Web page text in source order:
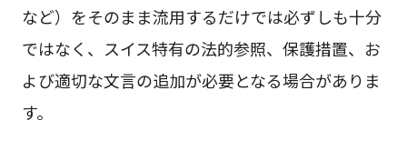
など）をそのまま流用するだけでは必ずしも十分
ではなく、スイス特有の法的参照、保護措置、お
よび適切な文言の追加が必要となる場合がありま
す。